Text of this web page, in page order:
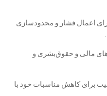
اعمال فشار و محدودسازی
مالی و حقوق‌بشری و
برای کاهش مناسبات خود با